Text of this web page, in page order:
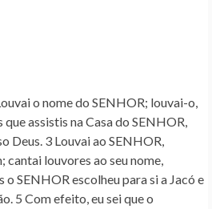
o nome do SENHOR; louvai-o,
assistis na Casa do SENHOR,
Deus. 3 Louvai ao SENHOR,
; cantai louvores ao seu nome,
o SENHOR escolheu para si a Jacó e
5 Com efeito, eu sei queo